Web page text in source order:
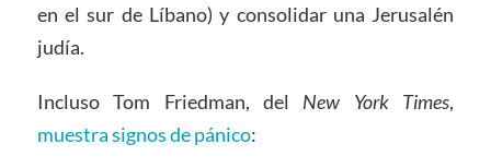
en el sur de Líbano) y consolidar una Jerusalén
judía.
Incluso Tom Friedman, del New York Times,
muestra signos de pánico: